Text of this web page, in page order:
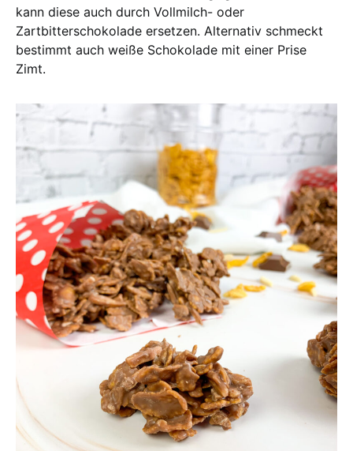
kann diese auch durch Vollmilch- oder
Zartbitterschokolade ersetzen. Alternativ schmeckt
bestimmt auch weiße Schokolade mit einer Prise
Zimt.